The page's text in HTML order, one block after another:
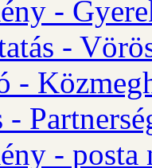
-
-
-
- posta